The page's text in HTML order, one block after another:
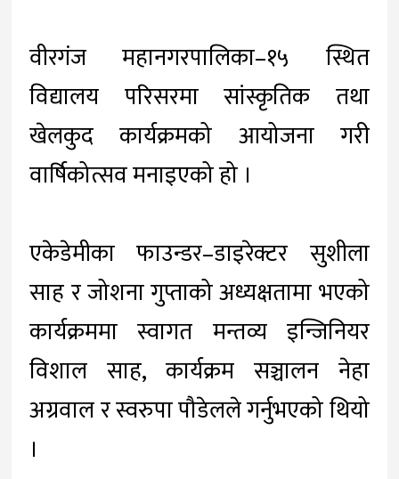
वीरगंज महानगरपालिका–१५ स्थित
विद्यालय परिसरमा सांस्कृतिक तथा
खेलकुद कार्यक्रमको आयोजना गरी
वार्षिकोत्सव मनाइएको हो ।
एकेडेमीका फाउन्डर–डाइरेक्टर सुशीला
साह र जोशना गुप्ताको अध्यक्षतामा भएको
कार्यक्रममा स्वागत मन्तव्य इन्जिनियर
विशाल साह, कार्यक्रम सञ्चालन नेहा
अग्रवाल र स्वरुपा पौडेलले गर्नुभएको थियो
।